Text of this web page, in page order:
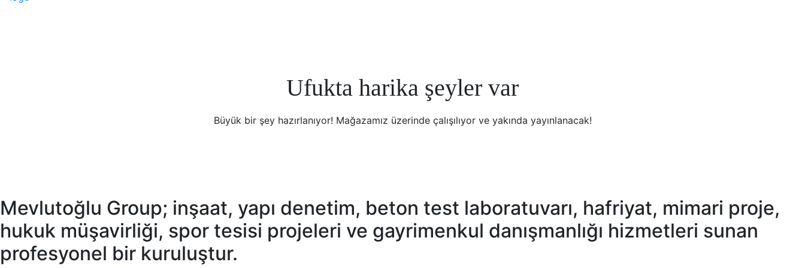
Ufukta harika şeyler var
Büyük bir şey hazırlanıyor! Mağazamız üzerinde çalışılıyor ve yakında yayınlanacak!
Mevlutoğlu Group; inşaat, yapı denetim, beton test laboratuvarı, hafriyat, mimari proje,
hukuk müşavirliği, spor tesisi projeleri ve gayrimenkul danışmanlığı hizmetleri sunan
profesyonel bir kuruluştur.